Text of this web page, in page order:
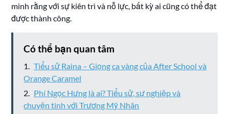
minh rằng với sự kiên trì và nỗ lực, bất kỳ ai cũng có thể đạt
được thành công.
Có thể bạn quan tâm
Tiểu sử Raina – Giọng ca vàng của After School và
Orange Caramel
Phí Ngọc Hưng là ai? Tiểu sử, sự nghiệp và
chuyện tình với Trương Mỹ Nhân